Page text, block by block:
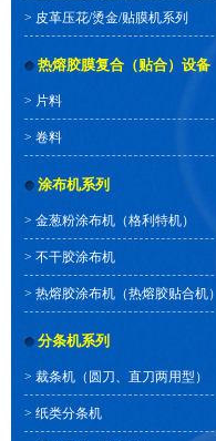
> 皮革压花/烫金/贴膜机系列
热熔胶膜复合（贴合）设备
> 片料
> 卷料
涂布机系列
> 金葱粉涂布机（格利特机）
> 不干胶涂布机
> 热熔胶涂布机（热熔胶贴合机）
分条机系列
> 裁条机（圆刀、直刀两用型）
> 纸类分条机